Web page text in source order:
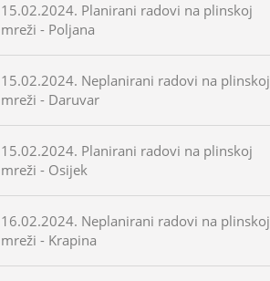
15.02.2024. Planirani radovi na plinskoj
mreži - Poljana
15.02.2024. Neplanirani radovi na plinskoj
mreži - Daruvar
15.02.2024. Planirani radovi na plinskoj
mreži - Osijek
16.02.2024. Neplanirani radovi na plinskoj
mreži - Krapina